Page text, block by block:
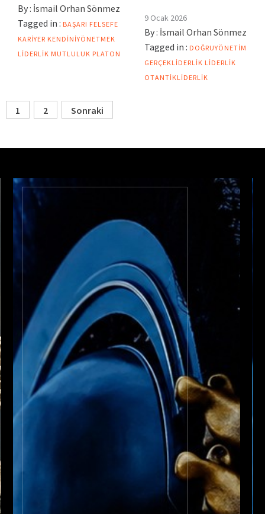
By : İsmail Orhan Sönmez
Tagged in : BAŞARI FELSEFE
KARIYER KENDINIYÖNETMEK
LIDERLIK MUTLULUK PLATON
9 Ocak 2026
By : İsmail Orhan Sönmez
Tagged in : DOĞRUYÖNETIM
GERÇEKLIDERLIK LIDERLIK
OTANTIKLIDERLIK
1 2 Sonraki